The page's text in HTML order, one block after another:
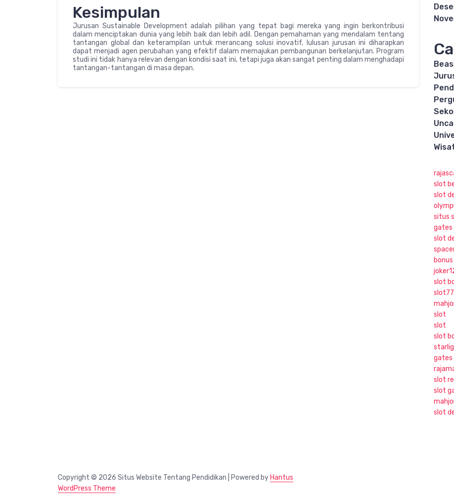
Kesimpulan
Jurusan Sustainable Development adalah pilihan yang tepat bagi mereka yang ingin berkontribusi
dalam menciptakan dunia yang lebih baik dan lebih adil. Dengan pemahaman yang mendalam tentang
tantangan global dan keterampilan untuk merancang solusi inovatif, lulusan jurusan ini diharapkan
dapat menjadi agen perubahan yang efektif dalam memajukan pembangunan berkelanjutan. Program
studi ini tidak hanya relevan dengan kondisi saat ini, tetapi juga akan sangat penting dalam menghadapi
tantangan-tantangan di masa depan.
slot
slot
situs
gates
slot
slot
slot
slot
slot
gates
slot
slot
slot
Copyright © 2026 Situs Website Tentang Pendidikan | Powered by Hantus
WordPress Theme